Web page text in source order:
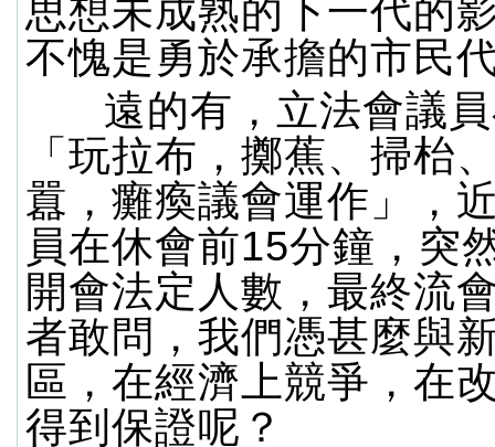
思想未成熟的下一代的
不愧是勇於承擔的市民
遠的有，立法會議
「玩拉布，擲蕉、掃枱
囂，癱瘓議會運作」，
員在休會前15分鐘，突
開會法定人數，最終流
者敢問，我們憑甚麼與
區，在經濟上競爭，在
得到保證呢？